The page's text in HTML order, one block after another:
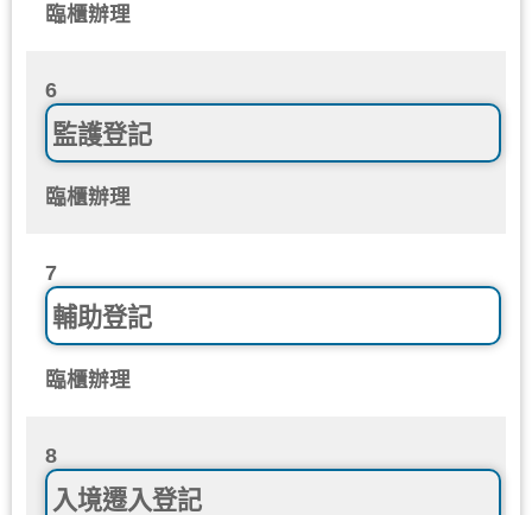
臨櫃辦理
6
監護登記
臨櫃辦理
7
輔助登記
臨櫃辦理
8
入境遷入登記